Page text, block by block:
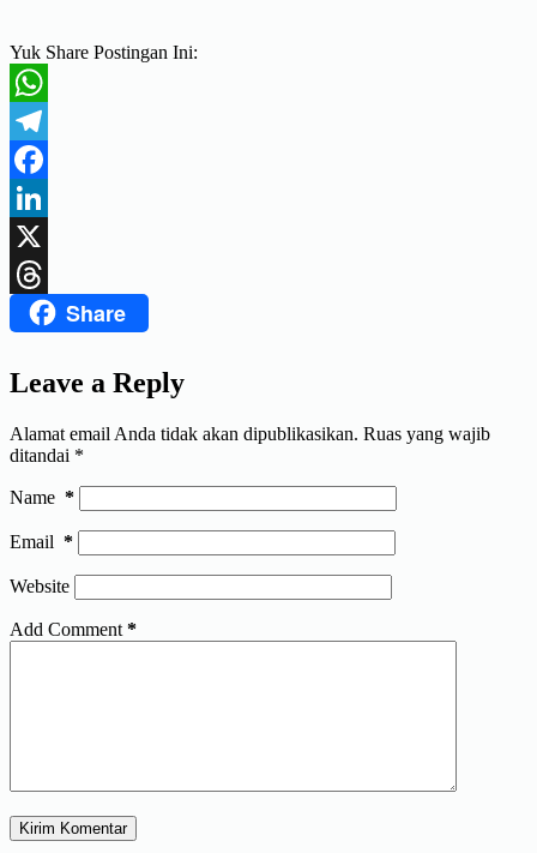
Yuk Share Postingan Ini:
WhatsApp
Telegram
Facebook
LinkedIn
X
ThreadsShare
Leave a Reply
Alamat email Anda tidak akan dipublikasikan. Ruas yang wajib
ditandai *
Name *
Email *
Website
Add Comment *
Kirim Komentar